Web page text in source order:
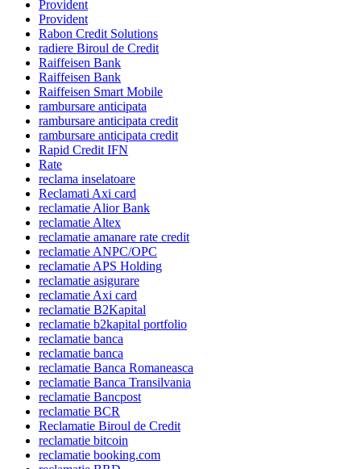
Provident
Provident
Rabon Credit Solutions
radiere Biroul de Credit
Raiffeisen Bank
Raiffeisen Bank
Raiffeisen Smart Mobile
rambursare anticipata
rambursare anticipata credit
rambursare anticipata credit
Rapid Credit IFN
Rate
reclama inselatoare
Reclamati Axi card
reclamatie Alior Bank
reclamatie Altex
reclamatie amanare rate credit
reclamatie ANPC/OPC
reclamatie APS Holding
reclamatie asigurare
reclamatie Axi card
reclamatie B2Kapital
reclamatie b2kapital portfolio
reclamatie banca
reclamatie banca
reclamatie Banca Romaneasca
reclamatie Banca Transilvania
reclamatie Bancpost
reclamatie BCR
Reclamatie Biroul de Credit
reclamatie bitcoin
reclamatie booking.com